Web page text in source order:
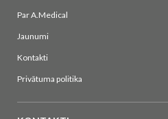
Par A.Medical
Jaunumi
Kontakti
Privātuma politika